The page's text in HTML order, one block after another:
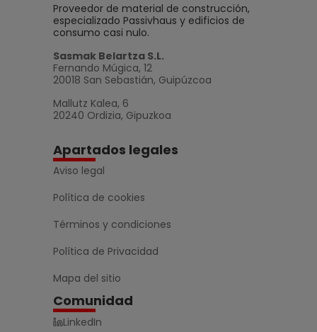
Proveedor de material de construcción,
especializado Passivhaus y edificios de
consumo casi nulo.
Sasmak Belartza S.L.
Fernando Múgica, 12
20018 San Sebastián, Guipúzcoa
Mallutz Kalea, 6
20240 Ordizia, Gipuzkoa
Apartados legales
Aviso legal
Política de cookies
Términos y condiciones
Política de Privacidad
Mapa del sitio
Comunidad
LinkedIn